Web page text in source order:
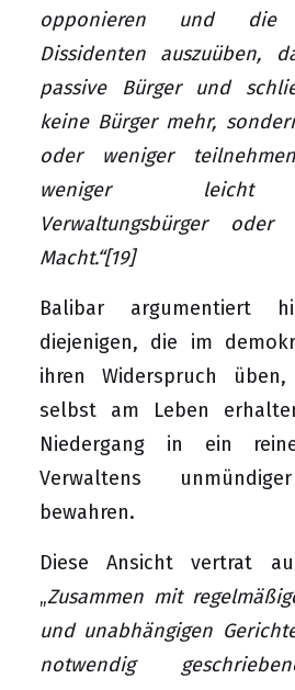
opponieren und die
Dissidenten auszuüben,
passive Bürger und
keine Bürger mehr,
oder weniger
weniger leicht
Verwaltungsbürger
Macht.“[19]
Balibar argumentiert
diejenigen, die im
ihren Widerspruch
selbst am Leben
Niedergang in ein
Verwaltens
bewahren.
Diese Ansicht vertrat
„Zusammen mit
und unabhängigen
notwendig